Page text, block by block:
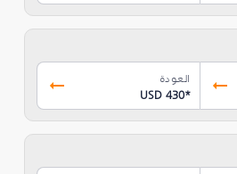
العودة
USD 430*